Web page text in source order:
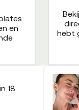
en
hebt
18